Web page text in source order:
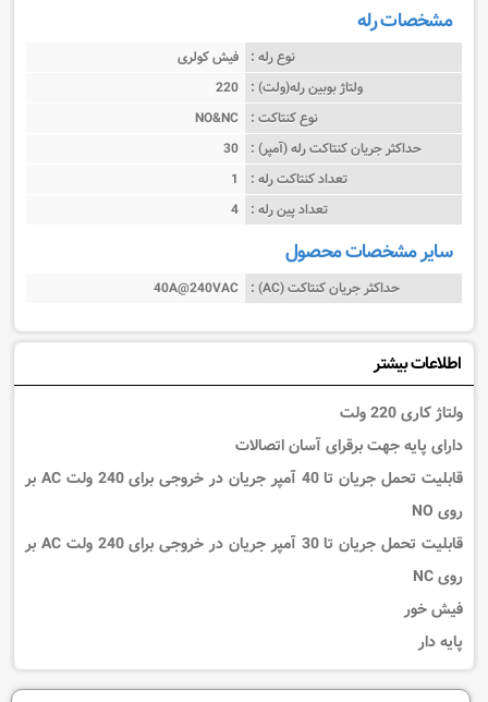
مشخصات رله
نوع رله : فیش کولری
ولتاژ بوبین رله(ولت) : 220
نوع کنتاکت : NO&NC
حداکثر جریان کنتاکت رله (آمپر) : 30
تعداد کنتاکت رله :
1
تعداد پین رله : 4
سایر مشخصات محصول
حداکثر جریان کنتاکت (AC) : 40A@240VAC
اطلاعات بیشتر
ولتاژ کاری 220 ولت
دارای پایه جهت برقرای آسان اتصالات
قابلیت تحمل جریان تا 40 آمپر جریان در خروجی برای 240 ولت AC بر
روی NO
قابلیت تحمل جریان تا 30 آمپر جریان در خروجی برای 240 ولت AC بر
روی NC
فیش خور
پایه دار